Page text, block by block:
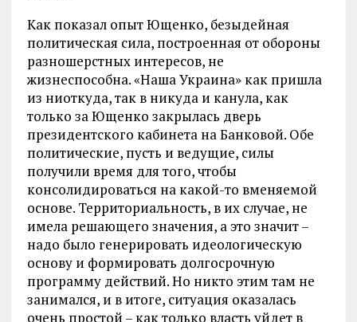
Как показал опыт Ющенко, безыдейная
политическая сила, построенная от обороны
разношерстных интересов, не
жизнеспособна. «Наша Украина» как пришла
из ниоткуда, так в никуда и канула, как
только за Ющенко закрылась дверь
президентского кабинета на Банковой. Обе
политические, пусть и ведущие, силы
получили время для того, чтобы
консолидироваться на какой-то вменяемой
основе. Территориальность, в их случае, не
имела решающего значения, а это значит –
надо было генерировать идеологическую
основу и формировать долгосрочную
программу действий. Но никто этим там не
занимался, и в итоге, ситуация оказалась
очень простой – как только власть уйдет в